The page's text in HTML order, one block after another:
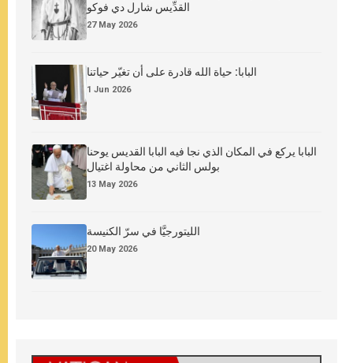
القدِّيس شارل دي فوكو
27 May 2026
البابا: حياة الله قادرة على أن تغيّر حياتنا
1 Jun 2026
البابا يركع في المكان الذي نجا فيه البابا القديس يوحنا
بولس الثاني من محاولة اغتيال
13 May 2026
الليتورجيَّا في سرّ الكنيسة
20 May 2026